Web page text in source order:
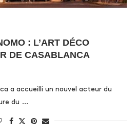
: L’ART DÉCO
DE CASABLANCA
a accueilli un nouvel acteur du
du …